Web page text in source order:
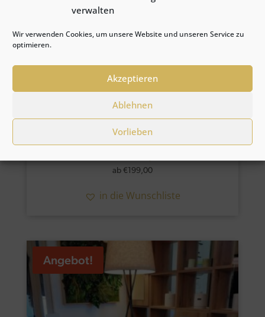
verwalten
Wir verwenden Cookies, um unsere Website und unseren Service zu
optimieren.
Akzeptieren
Ablehnen
Vorlieben
ab €199,00
in die Wunschliste
Angebot!